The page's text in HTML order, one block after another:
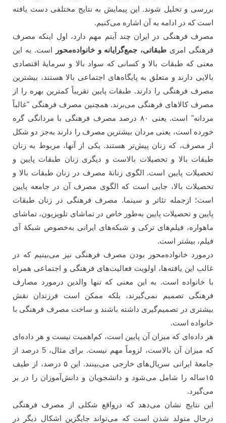
بررسی و تحلیل شوند. این پیمایش به نتایج مختلفی دست یافته
است که در ادامه به آن اشاره می‌کنیم.
مصرف فرهنگی در ایران چند آیتم مهم دارد، اول اینکه مصرف
فرهنگی امری طبقاتی، جمع‌گرایانه و خانواده‌محور
است. به این
معنی که طبقات بالا و کسانی که سواد بالا و سرمایۀ اقتصادی
بالایی دارند و متعلق به پایگاه‌های اجتماعی بالا هستند، بیشترین
مصرف فرهنگی را دارند. طبقات پایین تقریباً کمترین بهره را از
مصرف کالاهای فرهنگی می‌برند. همچنین مصرف فرهنگی "غالباً
مردانه" است. یعنی ۸۰ درصد مصرف فرهنگی با مردانگی گره
خورده است، یعنی مردان بیشترین مصرف را دارند به‌جز دو شکل
از مصرف، که زنان پیش‌تر هستند. یکی از آنها، مربوط به زنان
طبقات بالا و تحصیلات بالاست و دیگری زنان طبقات پایین و
تحصیلات پایین است. الگوی زنانۀ مصرف در زنان طبقات بالا و
تحصیلات بالا، جایی ا‌ست که الگوی مصرف آن در جامعه پایین
است؛ ازجمله تئاتر و سینما. مصرف فرهنگی در زنان طبقات
پایین و تحصیلات پایین به‌طور خاص در تماشای تلویزیون، تماشای
ماهواره، فیلم‌های ترکی و شبکه‌های ایرانی به‌خصوص شبکۀ آی
‌فیلم، بیشتر است.
درمورد خانواده‌‌محور بودن مصرف فرهنگی نیز می‌بینیم که در
غالب این یافته‌ها، اولویت فعالیت‌‌های فرهنگی و اجتماعی همراه
با خانواده است. به این معنی که تنها والدین درمورد مصارف
فرهنگی تصمیم نمی‌گیرند، بلکه ممکن است فرزندان نقش
بیشتری در تصمیم‌گیری داشته باشند و ساخت مصرف فرهنگی با
خانواده است.
هر داده‌ای که میزان آن پایین است، کم‌اهمیت نیست و هر داده‌ای
که میزان آن بالاست، لزوماً مهم نیست. برای مثال، 5 درصد از
جامعۀ ایرانی سریال‌های خارجی می‌بینند. این ۵ درصد، از طیف
۱۵ساله را شامل می‌شود و دانشجویان و دانش‌آموزان را در بر
می‌گیرد.
این نتایج نشان می‌دهد که درواقع شکلی از مصرف فرهنگی
درحال متولد شدن است که می‌تواند جایگزین اشکال دیگر در